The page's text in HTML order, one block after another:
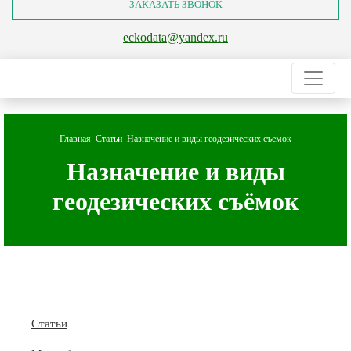
ЗАКАЗАТЬ ЗВОНОК
eckodata@yandex.ru
Главная Статьи Назначение и виды геодезических съёмок
Назначение и виды
геодезических съёмок
Статьи